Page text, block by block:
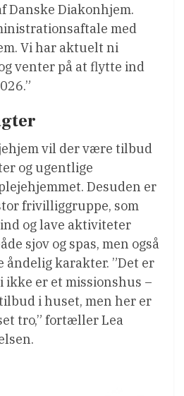
Danske Diakonhjem.
med
Vi har aktuelt ni
venter på at flytte ind
vil der være tilbud
og ugentlige
Desuden er
frivilliggruppe, som
og lave aktiviteter
sjov og spas, men også
åndelig karakter. ”Det er
ikke er et missionshus –
i huset, men her er
tro,” fortæller Lea